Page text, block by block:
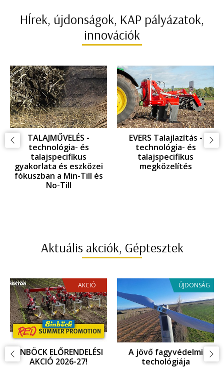
HÍrek, újdonságok, KAP pályázatok,
innovációk
GYOMKEZELÉS -
KAPÁLÁS: technológia-
és talajspecifikus
gyakorlata és eszközei
az EINBÖCK innováció
tükrében
GYOMKEZELÉS -
GYOMFÉSÜLÉS:
technológia- és
talajspecifikus
Aktuális akciók, Géptesztek
AKCIÓ
EINBÖCK ELŐRENDELÉSI
AKCIÓ 2026-27!
ÚJDONSÁG
A jövő fagyvédelmi
techológiája